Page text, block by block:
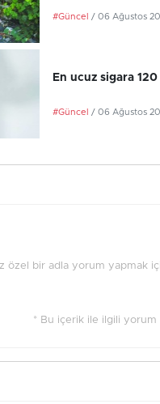
#Güncel / 06 Ağustos
En ucuz sigara
#Güncel / 06 Ağustos
özel bir adla yorum yapmak
* Bu içerik ile ilgili yorum